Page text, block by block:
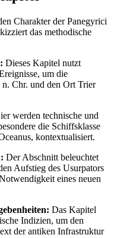
Charakter der Panegyrici
das methodische
Dieses Kapitel nutzt
um die
n. Chr. und den Ort Trier
werden technische und
die Schiffsklasse
kontextualisiert.
Der Abschnitt beleuchtet
Aufstieg des Usurpators
eines neuen
Das Kapitel
Indizien, um den
der antiken Infrastruktur